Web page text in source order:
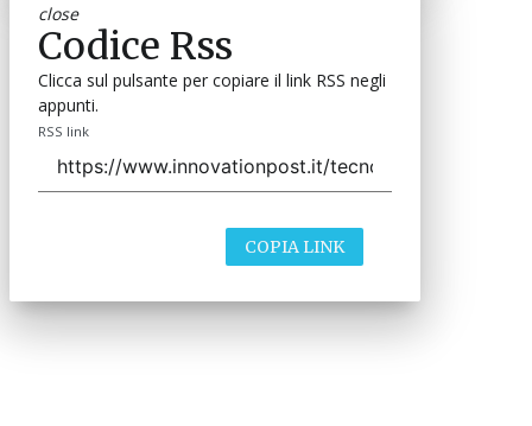
close
Codice Rss
Clicca sul pulsante per copiare il link RSS negli
appunti.
RSS link
COPIA LINK